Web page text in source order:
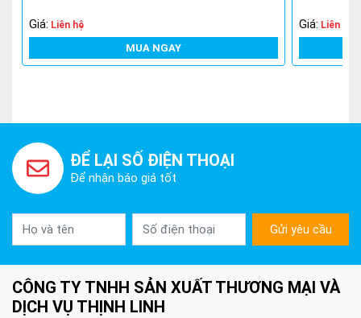
Giá: Liên hệ
MUA NGAY
Giá: Liên hệ
ĐỂ LẠI SỐ ĐIỆN THOẠI
Để nhận báo giá tốt
Gửi yêu cầu
CÔNG TY TNHH SẢN XUẤT THƯƠNG MẠI VÀ
DỊCH VỤ THỊNH LINH